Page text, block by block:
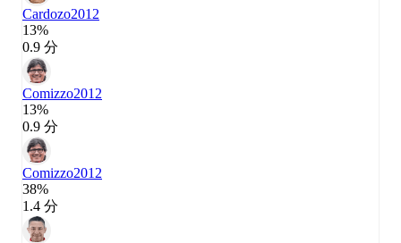
Cardozo2012
13%
0.9 分
Comizzo2012
13%
0.9 分
Comizzo2012
38%
1.4 分